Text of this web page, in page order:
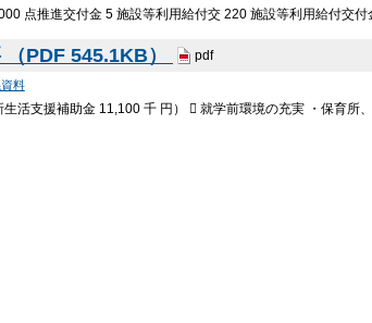
点推進交付金 5 施設等利用給付交 220 施設等利用給付交
PDF 545.1KB） pdf
料
生活支援補助金 11,100 千 円）  就学前環境の充実 ・保育所